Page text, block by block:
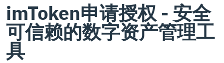
imToken申请授权 - 安全
可信赖的数字资产管理工
具